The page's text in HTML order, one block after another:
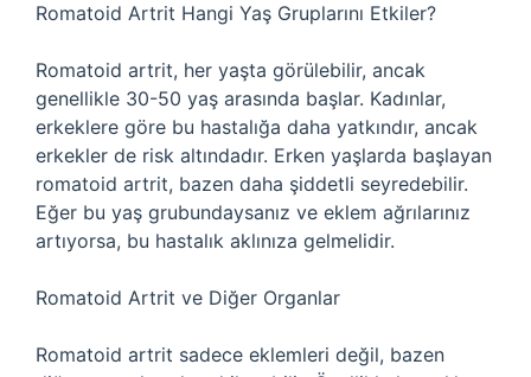
Romatoid Artrit Hangi Yaş Gruplarını Etkiler?
Romatoid artrit, her yaşta görülebilir, ancak
genellikle 30-50 yaş arasında başlar. Kadınlar,
erkeklere göre bu hastalığa daha yatkındır, ancak
erkekler de risk altındadır. Erken yaşlarda başlayan
romatoid artrit, bazen daha şiddetli seyredebilir.
Eğer bu yaş grubundaysanız ve eklem ağrılarınız
artıyorsa, bu hastalık aklınıza gelmelidir.
Romatoid Artrit ve Diğer Organlar
Romatoid artrit sadece eklemleri değil, bazen